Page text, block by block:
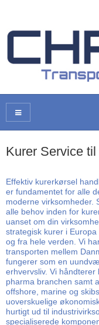
Kurer Service
Effektiv kurerkørsel
er fundamentet for alle
moderne virksomheder.
alle behov inden for
uanset om din
strategisk kurer i
og fra hele verden. Vi
transporten mellem
fungerer som en
erhvervsliv. Vi
pharma branchen samt
offshore, marine og
uoverskuelige
hurtigt ud til
specialiserede